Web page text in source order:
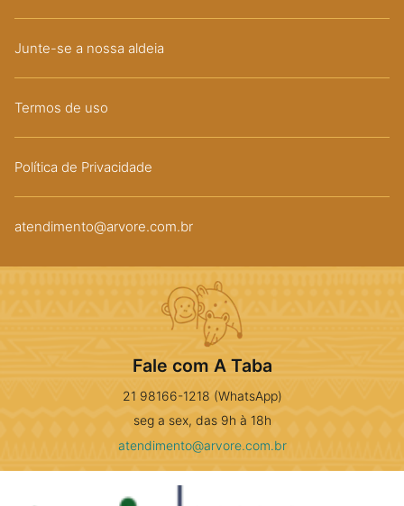
Junte-se a nossa aldeia
Termos de uso
Política de Privacidade
atendimento@arvore.com.br
Fale com A Taba
21 98166-1218 (WhatsApp)
seg a sex, das 9h à 18h
atendimento@arvore.com.br